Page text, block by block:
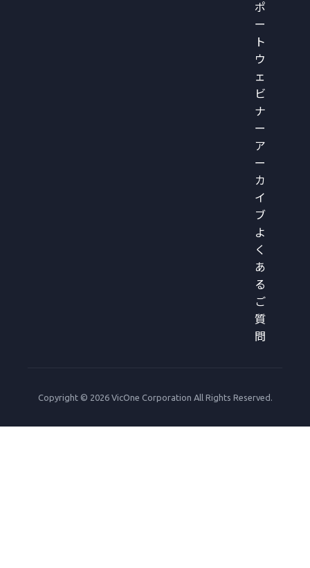
ポ
ー
ト
ウ
ェ
ビ
ナ
ー
ア
ー
カ
イ
ブ
よ
く
あ
る
ご
質
問
Copyright © 2026 VicOne Corporation All Rights Reserved.